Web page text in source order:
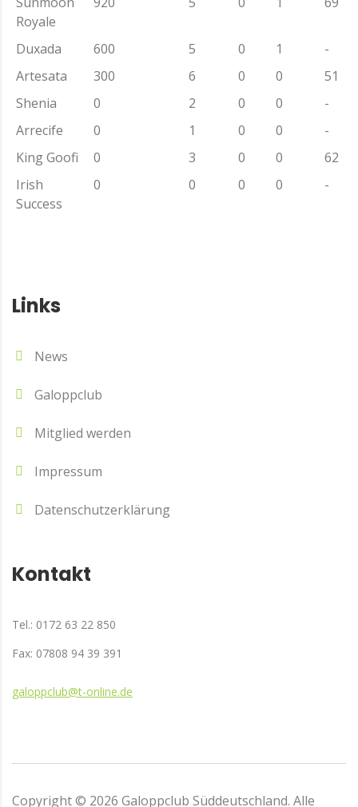
Royale
Duxada 600 5 0 1
-
Artesata
300 6 0 0
51
Shenia
0 2 0 0
-
Arrecife
0 1 0 0
-
King Goofi
0 3 0 0
62
Irish
Success
0 0 0 0 -
Links
News
Galoppclub
Mitglied werden
Impressum
Datenschutzerklärung
Kontakt
Tel.: 0172 63 22 850
Fax: 07808 94 39 391
galoppclub@t-online.de
Copyright © 2026 Galoppclub Süddeutschland. Alle